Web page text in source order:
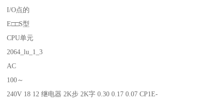
I/O点的
E□□S型
CPU单元
2064_lu_1_3
AC
100～
240V 18 12 继电器 2K步 2K字 0.30 0.17 0.07 CP1E-